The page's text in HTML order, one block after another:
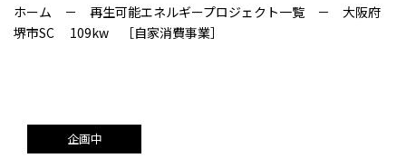
ホーム － 再生可能エネルギープロジェクト一覧 － 大阪府
堺市SC 109kw ［自家消費事業］
企画中